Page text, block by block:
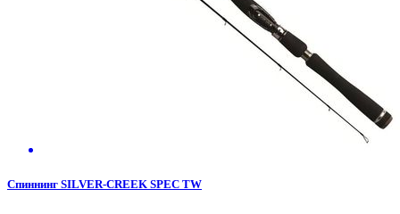
Спиннинг SILVER-CREEK SPEC TW